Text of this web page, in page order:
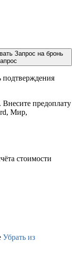
Запрос на бронь
подтверждения
предоплату
Мир,
стоимости
Убрать из